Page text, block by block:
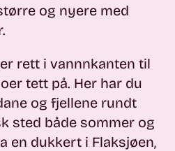
og nyere med
rett i vannnkanten til
tett på. Her har du
og fjellene rundt
sted både sommer og
en dukkert i Flaksjøen,